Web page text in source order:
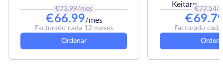
€73.99/mes
€66.99/mes
Facturado cada 12 meses
Ordenar
Keitaro
€77.54/
€
Facturado